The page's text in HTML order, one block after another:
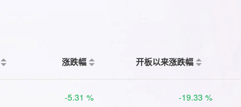
涨跌幅 开板以来涨跌幅
-5.31 % -19.33 %